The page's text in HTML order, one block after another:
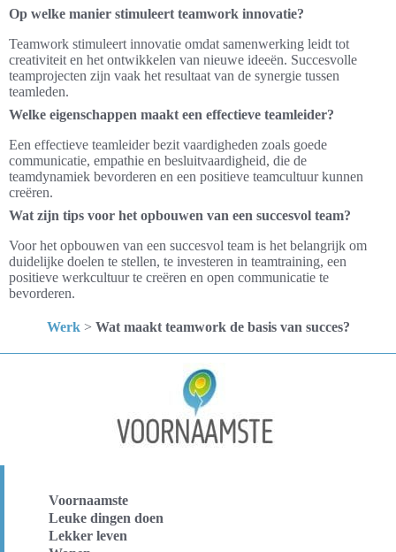
Op welke manier stimuleert teamwork innovatie?
Teamwork stimuleert innovatie omdat samenwerking leidt tot
creativiteit en het ontwikkelen van nieuwe ideeën. Succesvolle
teamprojecten zijn vaak het resultaat van de synergie tussen
teamleden.
Welke eigenschappen maakt een effectieve teamleider?
Een effectieve teamleider bezit vaardigheden zoals goede
communicatie, empathie en besluitvaardigheid, die de
teamdynamiek bevorderen en een positieve teamcultuur kunnen
creëren.
Wat zijn tips voor het opbouwen van een succesvol team?
Voor het opbouwen van een succesvol team is het belangrijk om
duidelijke doelen te stellen, te investeren in teamtraining, een
positieve werkcultuur te creëren en open communicatie te
bevorderen.
Werk> Wat maakt teamwork de basis van succes?
Voornaamste
Leuke dingen doen
Lekker leven